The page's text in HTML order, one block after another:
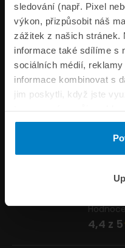
sledování (např. Pixel
výkon, přizpůsobit náš
zážitek z našich stránek.
informace také sdílíme s
sociálních médií,
informace kombinovat s
jim poskytli, když jste
tomu prosím svůj
Produkty
Pojišťovny
Informace
ePojisteni.cz
Formuláře
4,4 z 5